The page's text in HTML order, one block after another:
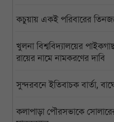
কচুয়ায় একই পরিবারের
খুলনা বিশ্ববিদ্যালয়ের
রায়ের নামে নামকরণের দাবি
সুন্দরবনে ইতিবাচক বার্তা,
কলাপাড়া পৌরসভাকে